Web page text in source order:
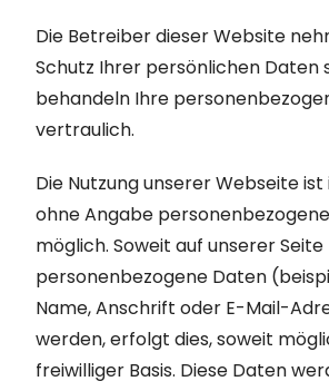
Die Betreiber dieser Website
Schutz Ihrer persönlichen Daten
behandeln Ihre
vertraulich.
Die Nutzung unserer Webseite ist
ohne Angabe
möglich. Soweit auf unserer Seite
personenbezogene Daten
Name, Anschrift oder E-Mail-
werden, erfolgt dies, soweit
freiwilliger Basis. Diese Daten